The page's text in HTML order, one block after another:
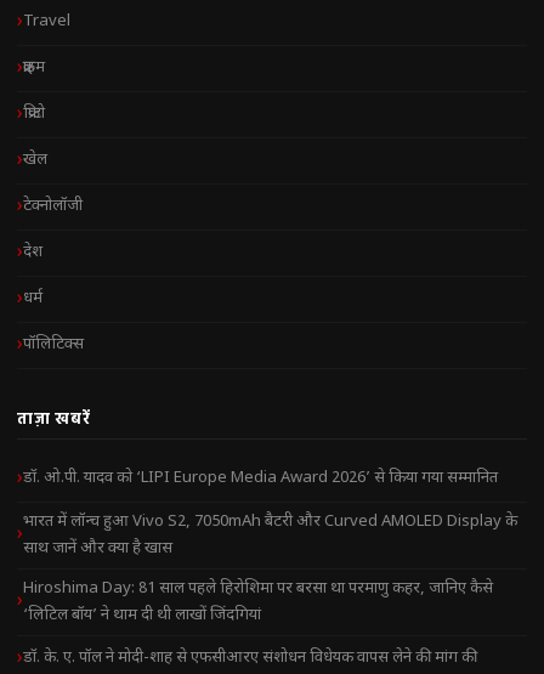
Travel
क्राइम
क्रिप्टो
खेल
टेक्नोलॉजी
देश
धर्म
पॉलिटिक्स
ताज़ा खबरें
डॉ. ओ.पी. यादव को ‘LIPI Europe Media Award 2026’ से किया गया सम्मानित
भारत में लॉन्च हुआ Vivo S2, 7050mAh बैटरी और Curved AMOLED Display के
साथ जानें और क्या है खास
Hiroshima Day: 81 साल पहले हिरोशिमा पर बरसा था परमाणु कहर, जानिए कैसे
‘लिटिल बॉय’ ने थाम दी थी लाखों जिंदगियां
डॉ. के. ए. पॉल ने मोदी-शाह से एफसीआरए संशोधन विधेयक वापस लेने की मांग की